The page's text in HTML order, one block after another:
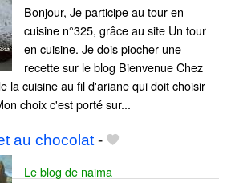
Bonjour, Je participe au tour en
cuisine n°325, grâce au site Un tour
en cuisine. Je dois piocher une
recette sur le blog Bienvenue Chez
la cuisine au fil d'ariane qui doit choisir
choix c'est porté sur...
au chocolat -
Le blog de naima